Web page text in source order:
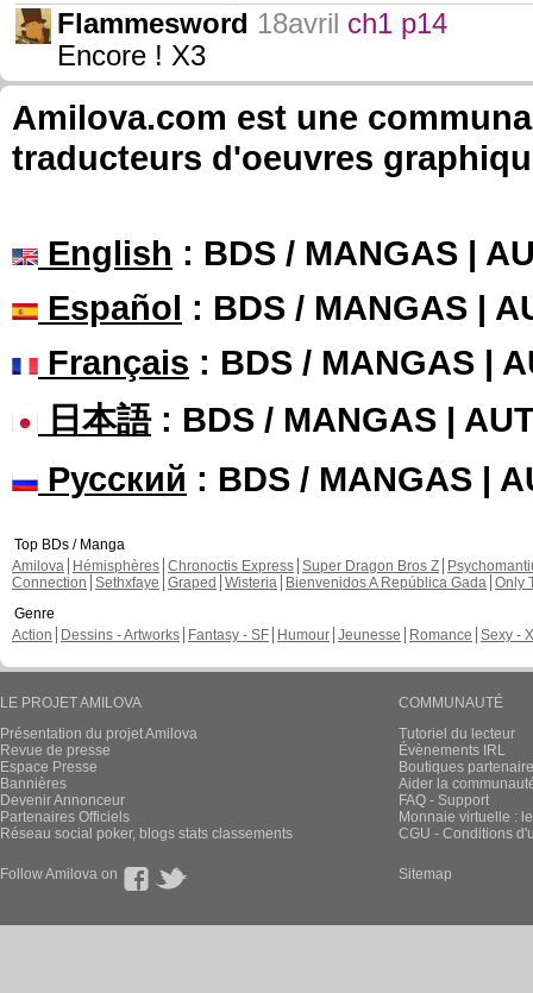
Flammesword 18avril ch1 p14
Encore ! X3
Amilova.com est une
traducteurs d'oeuvres
English : BDS / MANGAS |
Español : BDS / MANGAS |
Français : BDS / MANGAS |
日本語: BDS / MANGAS |
Русский : BDS / MANGAS |
Top BDs / Manga
Amilova
Hémisphères Chronoctis Express Super Dragon Bros Z
Connection Sethxfaye Graped Wisteria Bienvenidos A República Gada Only
Genre
Action
Dessins - Artworks Fantasy - SF Humour Jeunesse Romance Sexy -
LE PROJET AMILOVA
Présentation du projet Amilova
Revue de presse
Espace Presse
Bannières
Devenir Annonceur
Partenaires Officiels
Réseau social poker, blogs stats classements
COMMUNAUTÉ
Tutoriel du lecteur
Évènements IRL
Boutiques
Aider la
FAQ - Support
Monnaie virtuelle :
CGU - Conditions
Follow Amilova on Sitemap